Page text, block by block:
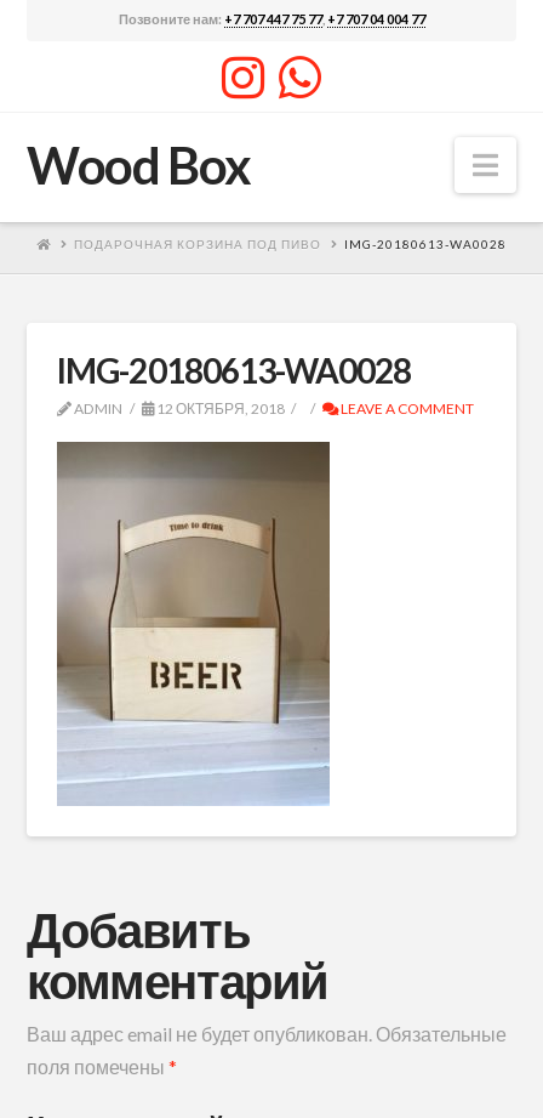
Позвоните нам: +7 707 447 75 77, +7 707 04 004 77
Wood Box
ПОДАРОЧНАЯ КОРЗИНА ПОД ПИВО IMG-20180613-WA0028
IMG-20180613-WA0028
ADMIN 12 ОКТЯБРЯ, 2018 LEAVE A COMMENT
Добавить
комментарий
Ваш адрес email не будет опубликован. Обязательные
поля помечены*